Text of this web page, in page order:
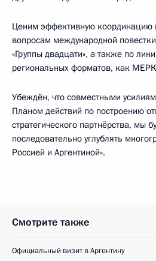
Ценим эффективную
вопросам международной
«Группы двадцати», а также по
региональных форматов, как
Убеждён, что совместными
Планом действий по построению
стратегического партнёрства, мы
последовательно углублять
Россией и Аргентиной».
Смотрите также
Официальный визит в Аргентину